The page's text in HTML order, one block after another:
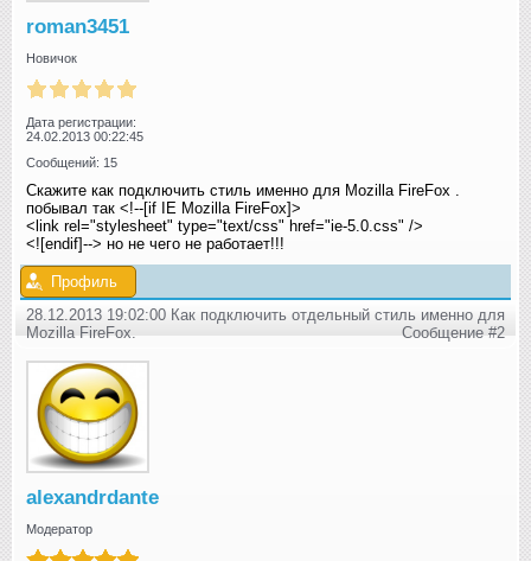
roman3451
Новичок
Дата регистрации:
24.02.2013 00:22:45
Сообщений: 15
Скажите как подключить стиль именно для Mozilla FireFox .
побывал так <!--[if IE Mozilla FireFox]>
<link rel="stylesheet" type="text/css" href="ie-5.0.css" />
<![endif]--> но не чего не работает!!!
Профиль
28.12.2013 19:02:00 Как подключить отдельный стиль именно для
Mozilla FireFox.
Сообщение #2
alexandrdante
Модератор